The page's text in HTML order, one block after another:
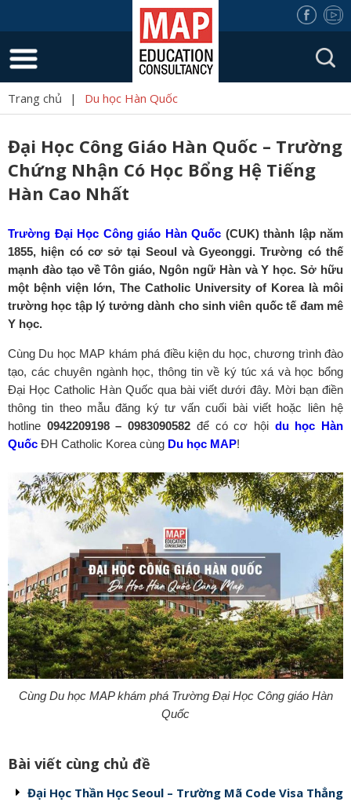
Trang chủ | Du học Hàn Quốc
Đại Học Công Giáo Hàn Quốc – Trường
Chứng Nhận Có Học Bổng Hệ Tiếng
Hàn Cao Nhất
Trường Đại Học Công giáo Hàn Quốc (CUK) thành lập năm
1855, hiện có cơ sở tại Seoul và Gyeonggi. Trường có thế
mạnh đào tạo về Tôn giáo, Ngôn ngữ Hàn và Y học. Sở hữu
một bệnh viện lớn, The Catholic University of Korea là môi
trường học tập lý tưởng dành cho sinh viên quốc tế đam mê
Y học.
Cùng Du học MAP khám phá điều kiện du học, chương trình đào
tạo, các chuyên ngành học, thông tin về ký túc xá và học bổng
Đại Học Catholic Hàn Quốc qua bài viết dưới đây. Mời bạn điền
thông tin theo mẫu đăng ký tư vấn cuối bài viết hoặc liên hệ
hotline 0942209198 – 0983090582 để có cơ hội du học Hàn
Quốc ĐH Catholic Korea cùng Du học MAP!
Cùng Du học MAP khám phá Trường Đại Học Công giáo Hàn
Quốc
Bài viết cùng chủ đề
Đại Học Thần Học Seoul – Trường Mã Code Visa Thẳng